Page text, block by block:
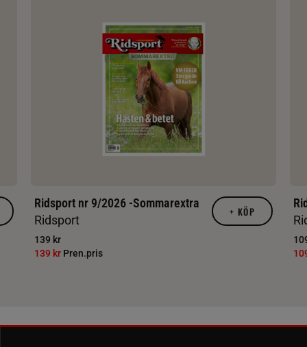
Ridsport nr 9/2026 -Sommarextra
Ridsport
139 kr
139 kr Pren.pris
+ KÖP